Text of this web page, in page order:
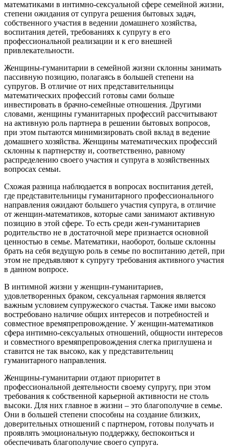
математиками в интимно-сексуальной сфере семейной жизни,
степени ожидания от супруга решения бытовых задач,
собственного участия в ведении домашнего хозяйства,
воспитания детей, требованиях к супругу в его
профессиональной реализации и к его внешней
привлекательности.
Женщины-гуманитарии в семейной жизни склонны занимать
пассивную позицию, полагаясь в большей степени на
супругов. В отличие от них представительницы
математических профессий готовы сами больше
инвестировать в брачно-семейные отношения. Другими
словами, женщины гуманитарных профессий рассчитывают
на активную роль партнера в решении бытовых вопросов,
при этом пытаются минимизировать свой вклад в ведение
домашнего хозяйства. Женщины математических профессий
склонны к партнерству и, соответственно, равному
распределению своего участия и супруга в хозяйственных
вопросах семьи.
Схожая разница наблюдается в вопросах воспитания детей,
где представительницы гуманитарного профессионального
направления ожидают большего участия супруга, в отличие
от женщин-математиков, которые сами занимают активную
позицию в этой сфере. То есть среди жен-гуманитариев
родительство не в достаточной мере признается основной
ценностью в семье. Математики, наоборот, больше склонны
брать на себя ведущую роль в семье по воспитанию детей, при
этом не предъявляют к супругу требования активного участия
в данном вопросе.
В интимной жизни у женщин-гуманитариев,
удовлетворенных браком, сексуальная гармония является
важным условием супружеского счастья. Также ими высоко
востребовано наличие общих интересов и потребностей и
совместное времяпрепровождение. У женщин-математиков
сфера интимно-сексуальных отношений, общности интересов
и совместного времяпрепровождения слегка приглушена и
ставится не так высоко, как у представительниц
гуманитарного направления.
Женщины-гуманитарии отдают приоритет в
профессиональной деятельности своему супругу, при этом
требования к собственной карьерной активности не столь
высоки. Для них главное в жизни – это благополучие в семье.
Они в большей степени способны на создание близких,
доверительных отношений с партнером, готовы получать и
проявлять эмоциональную поддержку, беспокоиться и
обеспечивать благополучие своего супруга.